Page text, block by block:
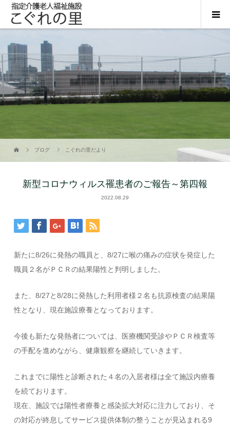
ブログ こぐれの里だより
新型コロナウィルス罹患者のご報告～第四報
2022.08.29
新たに8/26に発熱の職員と、8/27に喉の痛みの症状を発症した
職員２名がＰＣＲの結果陽性と判明しました。
また、8/27と8/28に発熱した利用者様２名も抗原検査の結果陽
性となり、現在施設療養となっております。
今後も新たな発熱者については、医療機関受診やＰＣＲ検査等
の手配を進めながら、健康観察を継続していきます。
これまでに陽性と診断された４名の入居者様は全て施設内療養
を続ております。
現在、施設では陽性者療養と感染拡大対応に注力しており、そ
の対応が終息してサービス提供体制の整うことが見込まれる9